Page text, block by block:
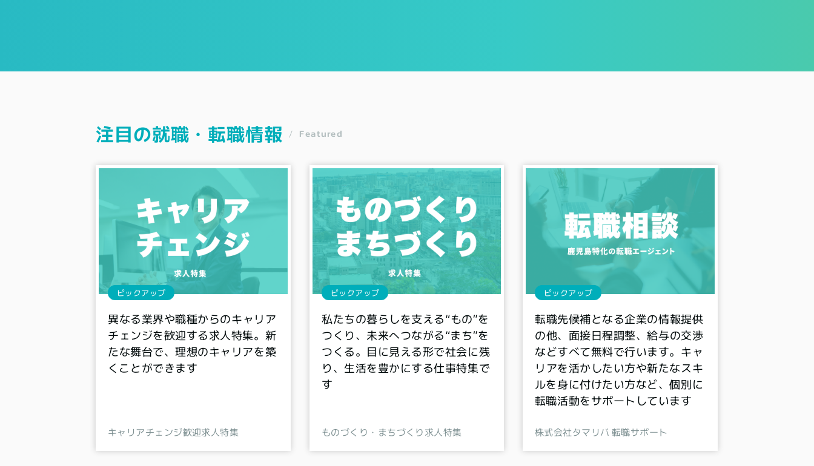
注目の就職・転職情報 / Featured
ピックアップ
異なる業界や職種からのキャリア
チェンジを歓迎する求人特集。新
たな舞台で、理想のキャリアを築
くことができます
キャリアチェンジ歓迎求人特集
ピックアップ
私たちの暮らしを支える“もの”を
つくり、未来へつながる“まち”を
つくる。目に見える形で社会に残
り、生活を豊かにする仕事特集で
す
ものづくり・まちづくり求人特集
ピックアップ
転職先候補となる企業の情報提供
の他、面接日程調整、給与の交渉
などすべて無料で行います。キャ
リアを活かしたい方や新たなスキ
ルを身に付けたい方など、個別に
転職活動をサポートしています
株式会社タマリバ 転職サポート